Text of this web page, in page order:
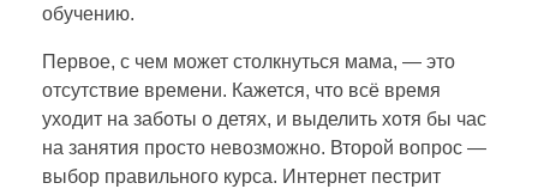
обучению.
Первое, с чем может столкнуться мама, — это
отсутствие времени. Кажется, что всё время
уходит на заботы о детях, и выделить хотя бы час
на занятия просто невозможно. Второй вопрос —
выбор правильного курса. Интернет пестрит